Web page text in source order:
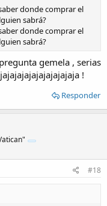
donde comprar el
sabrá?
donde comprar el
sabrá?
gemela , serias
!
Responder
#18